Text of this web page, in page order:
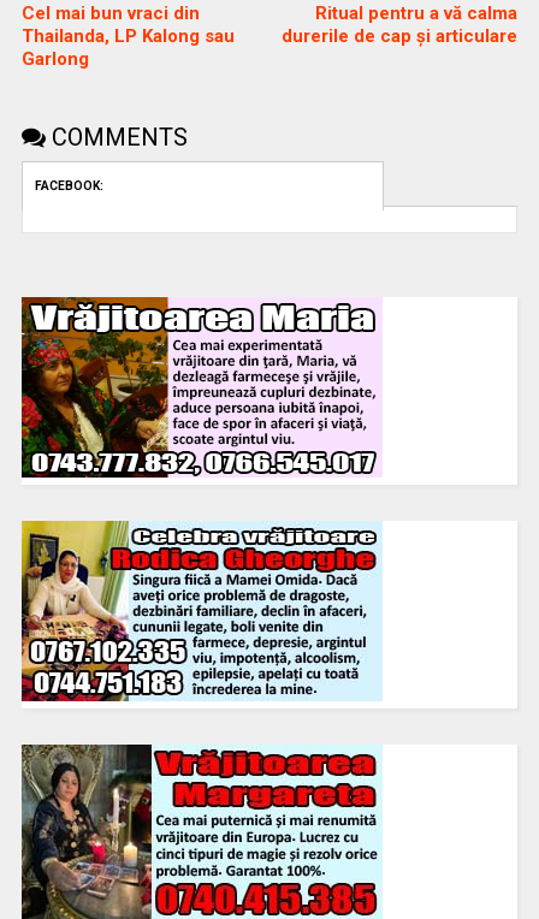
Cel mai bun vraci din
Thailanda, LP Kalong sau
Garlong
Ritual pentru a vă calma
durerile de cap și articulare
COMMENTS
FACEBOOK: